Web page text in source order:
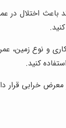
باعث اختلال در
و نوع زمین،
کنید.
خرابی قرار